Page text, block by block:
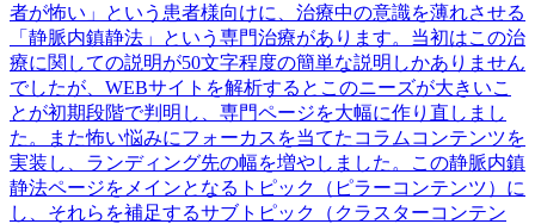
者が怖い」という患者様向けに、治療中の意識を薄れさせる
「静脈内鎮静法」という専門治療があります。当初はこの治
療に関しての説明が50文字程度の簡単な説明しかありません
でしたが、WEBサイトを解析するとこのニーズが大きいこ
とが初期段階で判明し、専門ページを大幅に作り直しまし
た。また怖い悩みにフォーカスを当てたコラムコンテンツを
実装し、ランディング先の幅を増やしました。この静脈内鎮
静法ページをメインとなるトピック（ピラーコンテンツ）に
し、それらを補足するサブトピック（クラスターコンテン